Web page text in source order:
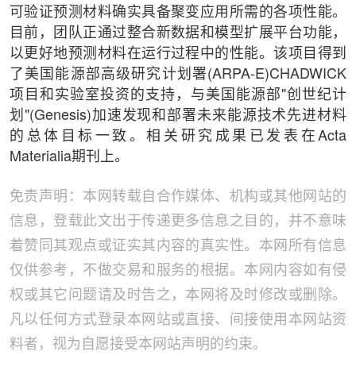
可验证预测材料确实具备聚变应用所需的各项性能。
目前，团队正通过整合新数据和模型扩展平台功能，
以更好地预测材料在运行过程中的性能。该项目得到
了美国能源部高级研究计划署(ARPA-E)CHADWICK
项目和实验室投资的支持，与美国能源部"创世纪计
划"(Genesis)加速发现和部署未来能源技术先进材料
的总体目标一致。相关研究成果已发表在Acta
Materialia期刊上。
免责声明：本网转载自合作媒体、机构或其他网站的
信息，登载此文出于传递更多信息之目的，并不意味
着赞同其观点或证实其内容的真实性。本网所有信息
仅供参考，不做交易和服务的根据。本网内容如有侵
权或其它问题请及时告之，本网将及时修改或删除。
凡以任何方式登录本网站或直接、间接使用本网站资
料者，视为自愿接受本网站声明的约束。